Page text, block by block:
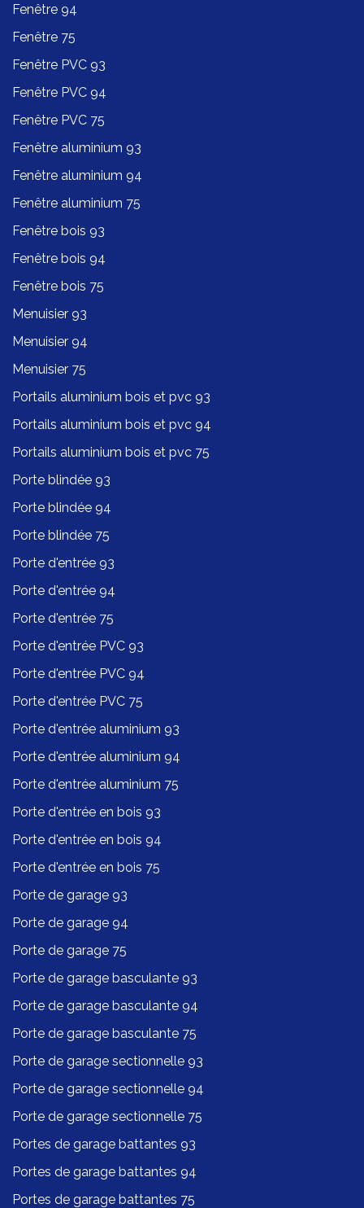
Fenêtre 94
Fenêtre 75
Fenêtre PVC 93
Fenêtre PVC 94
Fenêtre PVC 75
Fenêtre aluminium 93
Fenêtre aluminium 94
Fenêtre aluminium 75
Fenêtre bois 93
Fenêtre bois 94
Fenêtre bois 75
Menuisier 93
Menuisier 94
Menuisier 75
Portails aluminium bois et pvc 93
Portails aluminium bois et pvc 94
Portails aluminium bois et pvc 75
Porte blindée 93
Porte blindée 94
Porte blindée 75
Porte d'entrée 93
Porte d'entrée 94
Porte d'entrée 75
Porte d'entrée PVC 93
Porte d'entrée PVC 94
Porte d'entrée PVC 75
Porte d'entrée aluminium 93
Porte d'entrée aluminium 94
Porte d'entrée aluminium 75
Porte d'entrée en bois 93
Porte d'entrée en bois 94
Porte d'entrée en bois 75
Porte de garage 93
Porte de garage 94
Porte de garage 75
Porte de garage basculante 93
Porte de garage basculante 94
Porte de garage basculante 75
Porte de garage sectionnelle 93
Porte de garage sectionnelle 94
Porte de garage sectionnelle 75
Portes de garage battantes 93
Portes de garage battantes 94
Portes de garage battantes 75